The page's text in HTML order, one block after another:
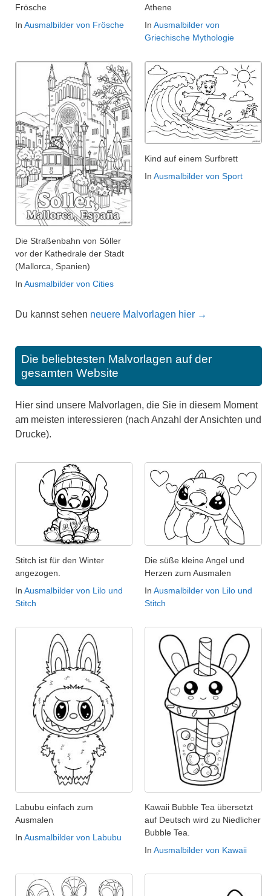
Frösche
In Ausmalbilder von Frösche
Athene
In Ausmalbilder von
Griechische Mythologie
Die Straßenbahn von Sóller
vor der Kathedrale der Stadt
(Mallorca, Spanien)
In Ausmalbilder von Cities
Kind auf einem Surfbrett
In Ausmalbilder von Sport
Du kannst sehen neuere Malvorlagen hier →
Die beliebtesten Malvorlagen auf der
gesamten Website
Hier sind unsere Malvorlagen, die Sie in diesem Moment
am meisten interessieren (nach Anzahl der Ansichten und
Drucke).
Stitch ist für den Winter
angezogen.
In Ausmalbilder von Lilo und
Stitch
Die süße kleine Angel und
Herzen zum Ausmalen
In Ausmalbilder von Lilo und
Stitch
Labubu einfach zum
Ausmalen
In Ausmalbilder von Labubu
Kawaii Bubble Tea übersetzt
auf Deutsch wird zu Niedlicher
Bubble Tea.
In Ausmalbilder von Kawaii